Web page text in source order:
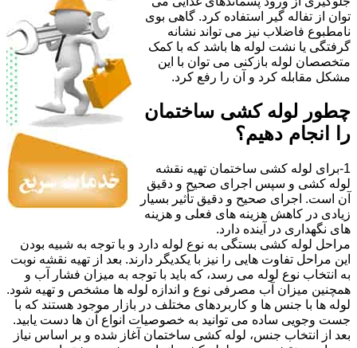
توان از تفاله گیر استفاده کرد. گاهی بوی
نامطبوع فاضلاب نیز می تواند نشانه
گرفتگی یا نشت لوله ها باشد که با کمک
متخصصان لوله بازکنی می توان با این
مشکل مقابله کرد و آن را رفع کرد.
چطور لوله کشی ساختمان
را انجام دهیم؟
1-برای لوله کشی ساختمان تهیه نقشه
لوله کشی و سپس اجرای صحیح و دقیق
آن است. اجرای صحیح و دقیق تأثیر بسیار
زیادی در کاهش هزینه های فعلی و هزینه
های نگهداری در آینده دارد.
مراحل لوله کشی بستگی به نوع لوله دارد و با توجه به شبیه بودن
این مراحل تفاوت هایی را نیز با یکدیگر دارند. بعد از تهیه نقشه نوبت
به انتخاب نوع لوله می رسد، که باید با توجه به میزان فشار آب و
همچنین میزان آب مصرفی نوع و اندازه لوله ها مشخص و تهیه شود.
لوله ها با جنس ها و کاربردهای مختلف در بازار موجود هستند که با
جست وجویی ساده می توانید به خصوصیات انواع آن ها دست یابید.
بعد از انتخاب جنس، لوله کشی ساختمان آغاز شده و بر اساس نیاز